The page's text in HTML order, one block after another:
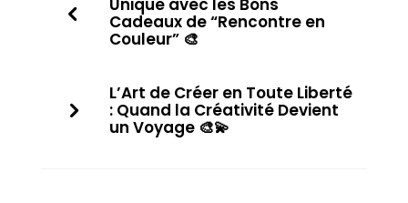
Cadeaux de “Rencontre en
Couleur” 🎨
L’Art de Créer en Toute Liberté
: Quand la Créativité Devient
un Voyage 🎨💫